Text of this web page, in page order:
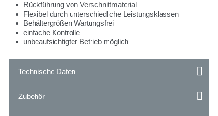
Rückführung von Verschnittmaterial
Flexibel durch unterschiedliche Leistungsklassen
Behältergrößen Wartungsfrei
einfache Kontrolle
unbeaufsichtigter Betrieb möglich
Technische Daten
Zubehör